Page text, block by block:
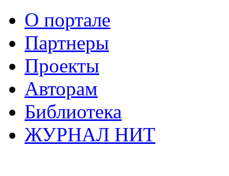
О портале
Партнеры
Проекты
Авторам
Библиотека
ЖУРНАЛ НИТ